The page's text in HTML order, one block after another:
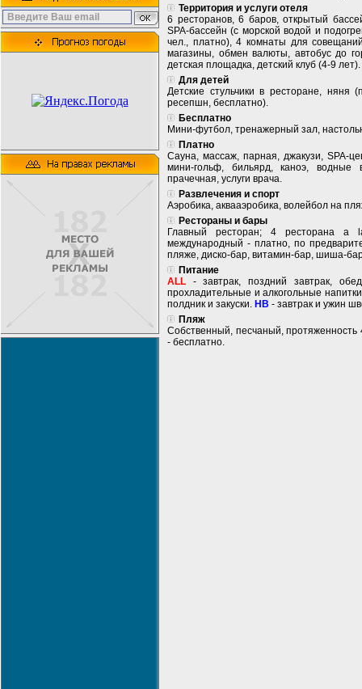
Территория и услуги отеля
6 ресторанов, 6 баров, открытый
SPA-бассейн (с морской водой и
чел., платно), 4 комнаты для
магазины, обмен валюты, автобус до
детская площадка, детский клуб (4-9 лет).
Для детей
Детские стульчики в ресторане, няня
ресепшн, бесплатно).
Бесплатно
Мини-футбол, тренажерный зал,
Платно
Сауна, массаж, парная, джакузи, SPA-
мини-гольф, бильярд, каноэ, водные
прачечная, услуги врача.
Развлечения и спорт
Аэробика, аквааэробика, волейбол на
Рестораны и бары
Главный ресторан; 4 ресторана a
международный - платно, по
пляже, диско-бар, витамин-бар, шиша-
Питание
ALL - завтрак, поздний завтрак,
прохладительные и алкогольные
полдник и закуски. HB - завтрак и ужин
Пляж
Собственный, песчаный,
- бесплатно.